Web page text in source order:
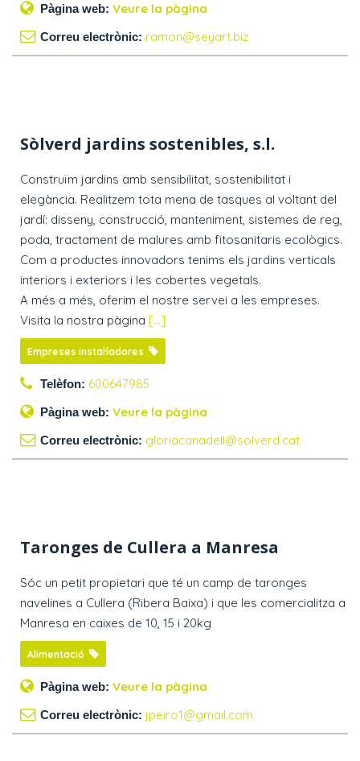
Pàgina web: Veure la pàgina
Correu electrònic: ramon@seyart.biz
Sòlverd jardins sostenibles, s.l.
Construïm jardins amb sensibilitat, sostenibilitat i
elegància. Realitzem tota mena de tasques al voltant del
jardí: disseny, construcció, manteniment, sistemes de reg,
poda, tractament de malures amb fitosanitaris ecològics.
Com a productes innovadors tenims els jardins verticals
interiors i exteriors i les cobertes vegetals.
A més a més, oferim el nostre servei a les empreses.
Visita la nostra pàgina [...]
Empreses instal·ladores
Telèfon: 600647985
Pàgina web: Veure la pàgina
Correu electrònic: gloriacanadell@solverd.cat
Taronges de Cullera a Manresa
Sóc un petit propietari que té un camp de taronges
navelines a Cullera (Ribera Baixa) i que les comercialitza a
Manresa en caixes de 10, 15 i 20kg
Alimentació
Pàgina web: Veure la pàgina
Correu electrònic: jpeiro1@gmail.com